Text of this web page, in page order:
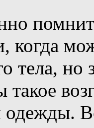
когда
тела,
такое
одежды.